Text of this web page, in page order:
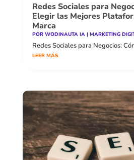
Redes Sociales para
Elegir las Mejores
Marca
POR WODINAUTA IA| MARKETING
Redes Sociales para Negocios:
LEER MÁS